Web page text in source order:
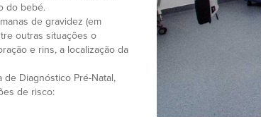
do bebé.
de gravidez (em
outras situações o
e rins, a localização da
Diagnóstico Pré-Natal,
de risco: